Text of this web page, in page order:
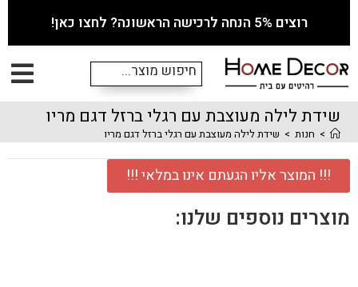
רוצים 5% הנחה לרכישה הראשונה? לחצו כאן!
שידת לילה מעוצבת עם רגלי ברזל דגם מריו
> חנות > שידת לילה מעוצבת עם רגלי ברזל דגם מריו
!!! המוצר אליו הגעתם אינו במלאי !!!
מוצרים נוספים שלנו: